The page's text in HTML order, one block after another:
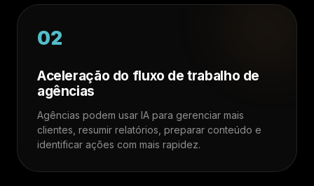
02
Aceleração do fluxo de trabalho de
agências
Agências podem usar IA para gerenciar mais
clientes, resumir relatórios, preparar conteúdo e
identificar ações com mais rapidez.